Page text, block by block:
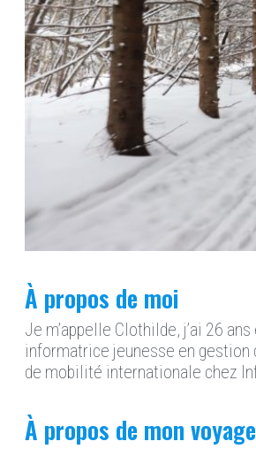
À propos de moi
Je m’appelle Clothilde, j’ai 26
informatrice jeunesse en gestion
de mobilité internationale chez
À propos de mon voyage